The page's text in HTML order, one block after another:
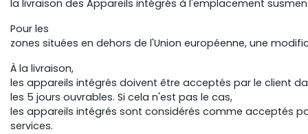
la livraison des Appareils intégrés à l'emplacement
Pour les
zones situées en dehors de l'Union européenne, une
À la livraison,
les appareils intégrés doivent être acceptés par le client
les 5 jours ouvrables. Si cela n'est pas le cas,
les appareils intégrés sont considérés comme acceptés
services.